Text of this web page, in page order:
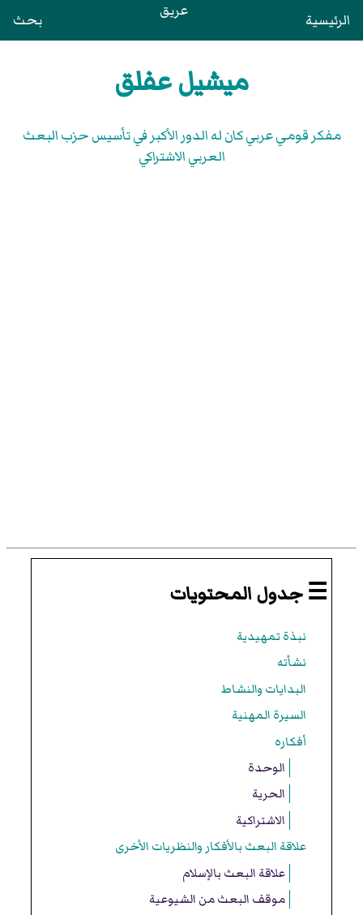
الرئيسية عريق بحث
ميشيل عفلق
مفكر قومي عربي كان له الدور الأكبر في تأسيس حزب البعث
العربي الاشتراكي
☰ جدول المحتويات
نبذة تمهيدية
نشأته
البدايات والنشاط
السيرة المهنية
أفكاره
الوحدة
الحرية
الاشتراكية
علاقة البعث بالأفكار والنظريات الأخرى
علاقة البعث بالإسلام
موقف البعث من الشيوعية